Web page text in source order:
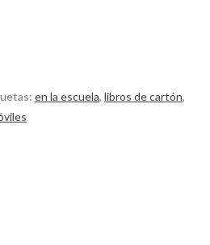
en la escuela, libros de cartón,